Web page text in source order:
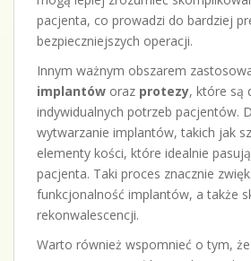
pacjenta, co prowadzi do bardziej
bezpieczniejszych operacji.
Innym ważnym obszarem
implantów oraz protezy, które są
indywidualnych potrzeb pacjentów.
wytwarzanie implantów, takich jak
elementy kości, które idealnie
pacjenta. Taki proces znacznie
funkcjonalność implantów, a także
rekonwalescencji.
Warto również wspomnieć o tym,